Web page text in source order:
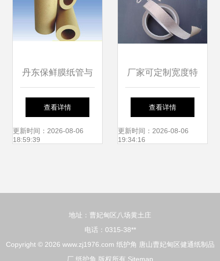
丹东保鲜膜纸管与
纸护角批发市场全
解析
查看详情
更新时间：2026-08-06
18:59:39
厂家可定制宽度特
氟龙胶带与纸护
角，欢迎批量采购
查看详情
更新时间：2026-08-06
19:34:16
地址：曹妃甸区八场黄土庄
电话：0315-38**
Copyright © 2026 www.zj1976.com 纸护角 唐山曹妃甸区健通纸制品
厂 纸护角 版权所有 Sitemap